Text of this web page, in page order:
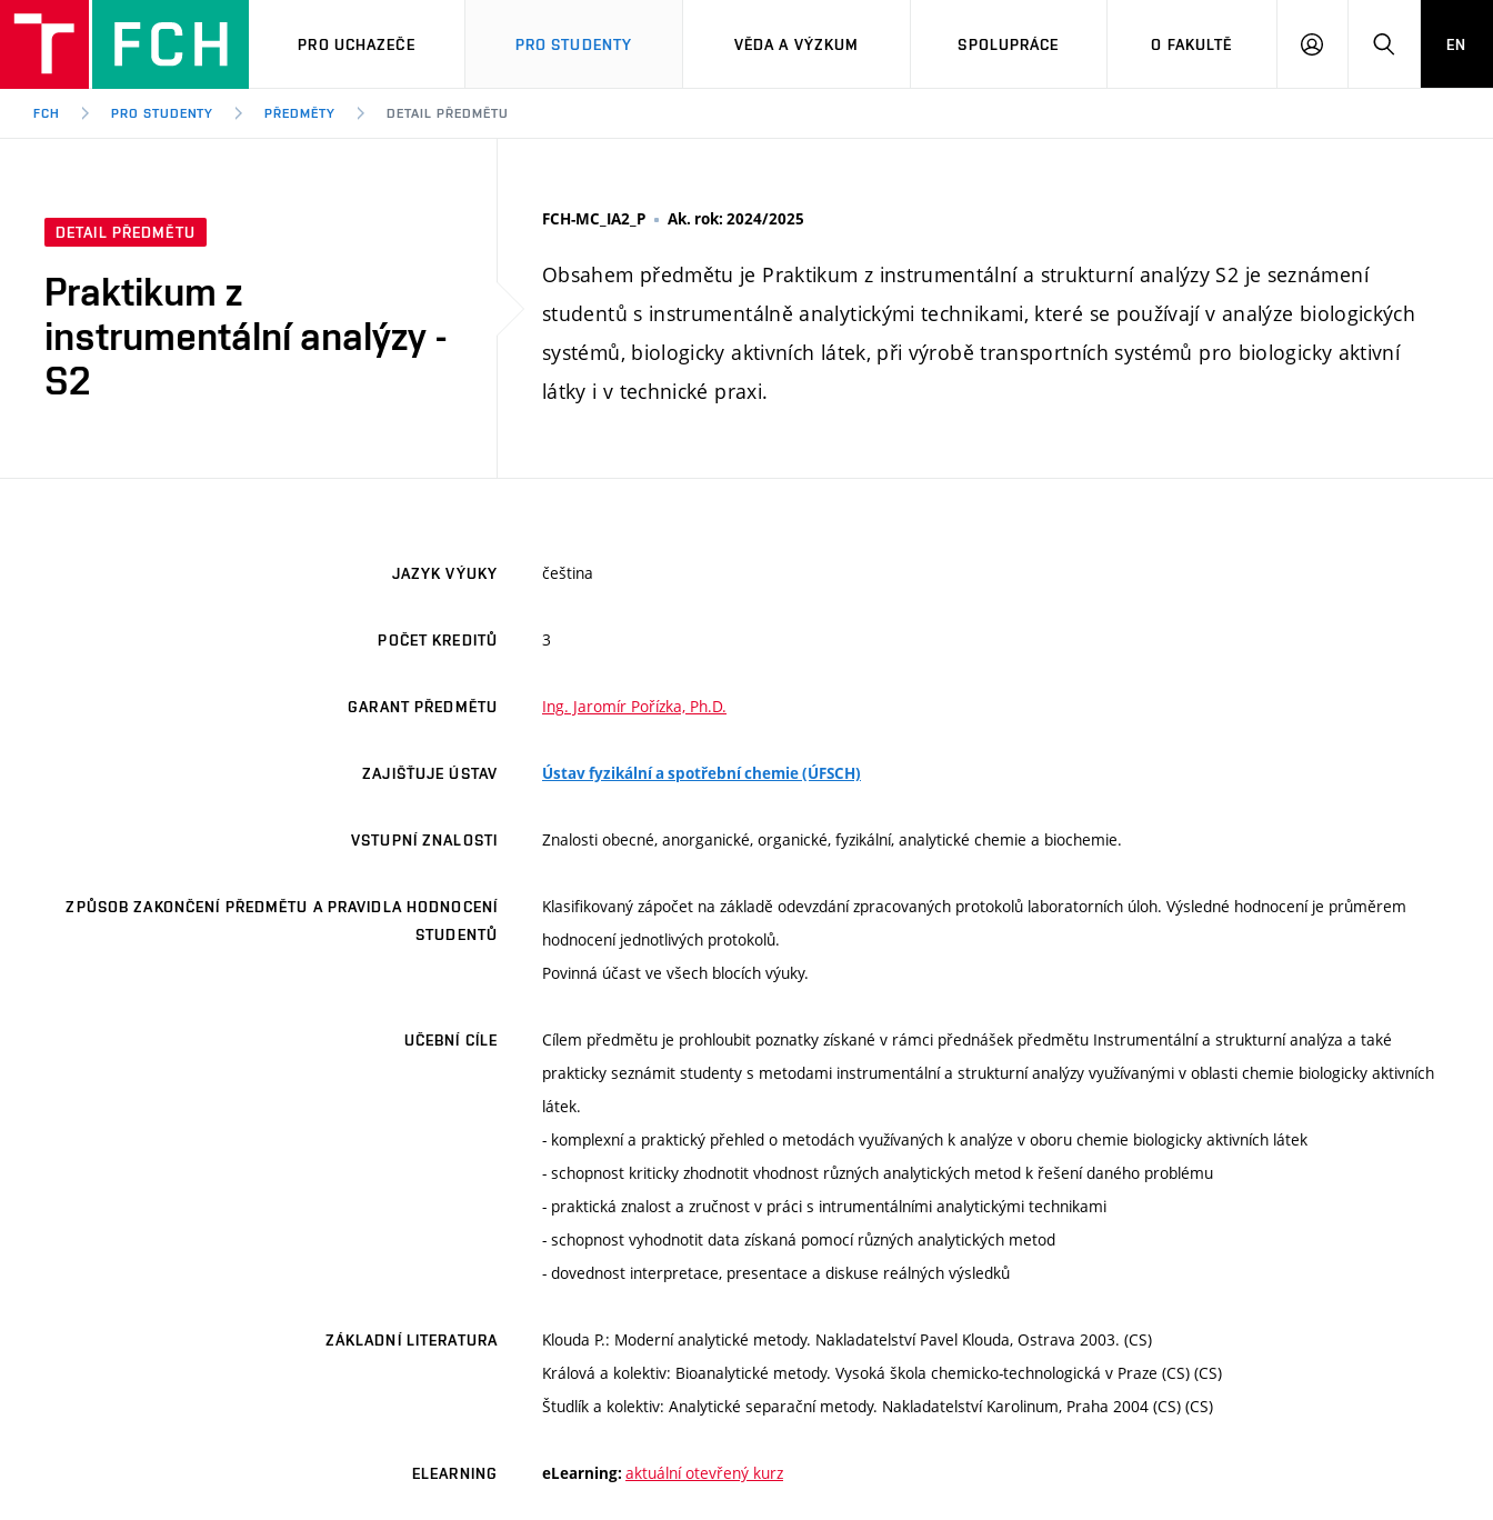
PRO UCHAZEČE PRO STUDENTY VĚDA A VÝZKUM SPOLUPRÁCE O FAKULTĚ
PŘIHLÁSITHLEDAT
EN
FCH PRO STUDENTY PŘEDMĚTY DETAIL PŘEDMĚTU
DETAIL PŘEDMĚTU
Praktikum z
instrumentální analýzy -
S2
FCH-MC_IA2_P Ak. rok: 2024/2025
Obsahem předmětu je Praktikum z instrumentální a strukturní analýzy S2 je seznámení
studentů s instrumentálně analytickými technikami, které se používají v analýze biologických
systémů, biologicky aktivních látek, při výrobě transportních systémů pro biologicky aktivní
látky i v technické praxi.
JAZYK VÝUKY čeština
POČET KREDITŮ 3
GARANT PŘEDMĚTU Ing. Jaromír Pořízka, Ph.D.
ZAJIŠŤUJE ÚSTAV Ústav fyzikální a spotřební chemie (ÚFSCH)
VSTUPNÍ ZNALOSTI Znalosti obecné, anorganické, organické, fyzikální, analytické chemie a biochemie.
ZPŮSOB ZAKONČENÍ PŘEDMĚTU A PRAVIDLA HODNOCENÍ
STUDENTŮ
Klasifikovaný zápočet na základě odevzdání zpracovaných protokolů laboratorních úloh. Výsledné hodnocení je průměrem
hodnocení jednotlivých protokolů.
Povinná účast ve všech blocích výuky.
UČEBNÍ CÍLE
Cílem předmětu je prohloubit poznatky získané v rámci přednášek předmětu Instrumentální a strukturní analýza a také
prakticky seznámit studenty s metodami instrumentální a strukturní analýzy využívanými v oblasti chemie biologicky aktivních
látek.
- komplexní a praktický přehled o metodách využívaných k analýze v oboru chemie biologicky aktivních látek
- schopnost kriticky zhodnotit vhodnost různých analytických metod k řešení daného problému
- praktická znalost a zručnost v práci s intrumentálními analytickými technikami
- schopnost vyhodnotit data získaná pomocí různých analytických metod
- dovednost interpretace, presentace a diskuse reálných výsledků
ZÁKLADNÍ LITERATURA
Klouda P.: Moderní analytické metody. Nakladatelství Pavel Klouda, Ostrava 2003. (CS)
Králová a kolektiv: Bioanalytické metody. Vysoká škola chemicko-technologická v Praze (CS) (CS)
Študlík a kolektiv: Analytické separační metody. Nakladatelství Karolinum, Praha 2004 (CS) (CS)
ELEARNING eLearning: aktuální otevřený kurz